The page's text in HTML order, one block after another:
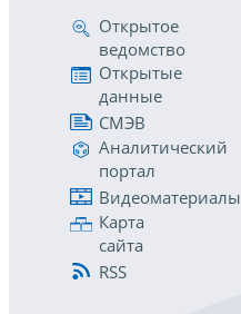
Открытое
ведомство
Открытые
данные
СМЭВ
Аналитический
портал
Видеоматериалы
Карта
сайта
RSS